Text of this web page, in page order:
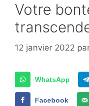
Votre
12 janvier 2022
WhatsApp
Facebook